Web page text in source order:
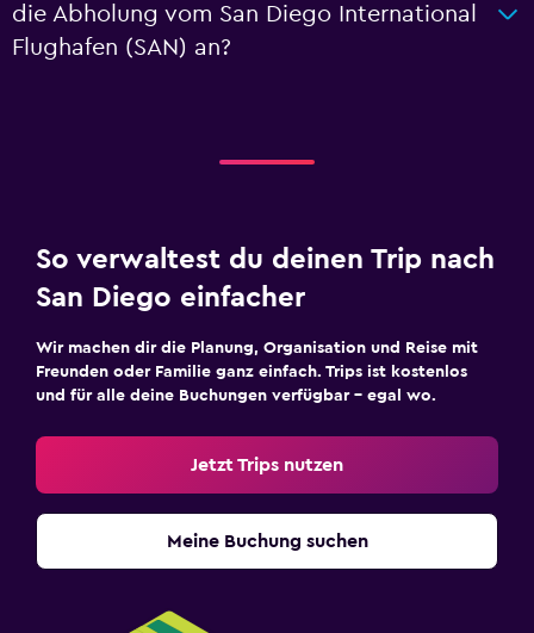
die Abholung vom San Diego International
Flughafen (SAN) an?
So verwaltest du deinen Trip nach
San Diego einfacher
Wir machen dir die Planung, Organisation und Reise mit
Freunden oder Familie ganz einfach. Trips ist kostenlos
und für alle deine Buchungen verfügbar – egal wo.
Jetzt Trips nutzen
Meine Buchung suchen